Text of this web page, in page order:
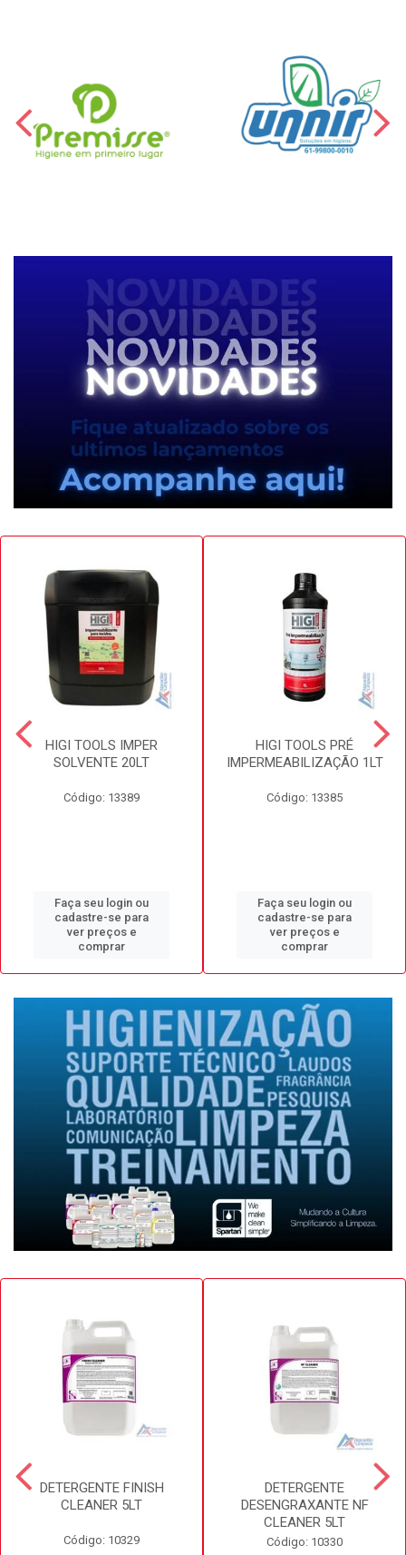
HIGI TOOLS IMPER
SOLVENTE 20LT
Código: 13389
Faça seu login ou
cadastre-se para
ver preços e
comprar
HIGI TOOLS PRÉ
IMPERMEABILIZAÇÃO 1LT
Código: 13385
Faça seu login ou
cadastre-se para
ver preços e
comprar
DETERGENTE FINISH
CLEANER 5LT
Código: 10329
DETERGENTE
DESENGRAXANTE NF
CLEANER 5LT
Código: 10330